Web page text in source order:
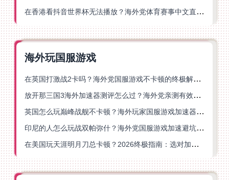
在香港看抖音世界杯无法播放？海外党体育赛事中文直播终极指南
海外玩国服游戏
在英国打激战2卡吗？海外党国服游戏不卡顿的终极解决方案
放开那三国3海外加速器测评怎么过？海外党亲测有效的国服游戏加速指南
英国怎么玩巅峰战舰不卡顿？海外玩家国服游戏加速器终极指南
印尼的人怎么玩战双帕弥什？海外党国服游戏加速避坑指南
在美国玩天涯明月刀总卡顿？2026终极指南：选对加速器让你丝滑连招